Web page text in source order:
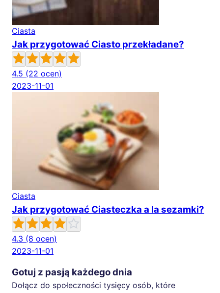
Ciasta
Jak przygotować Ciasto przekładane?
4.5 (22 ocen)
2023-11-01
Ciasta
Jak przygotować Ciasteczka a la sezamki?
4.3 (8 ocen)
2023-11-01
Gotuj z pasją każdego dnia
Dołącz do społeczności tysięcy osób, które